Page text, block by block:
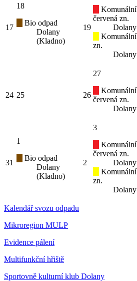
17
18
Bio odpad
Dolany
(Kladno)
19
červená zn.
zn.
24 25 26
27
červená zn.
31
1
Bio odpad
Dolany
(Kladno)
2
3
červená zn.
zn.
Kalendář svozu odpadu
Mikroregion MULP
Evidence pálení
Multifunkční hřiště
Sportovně kulturní klub Dolany